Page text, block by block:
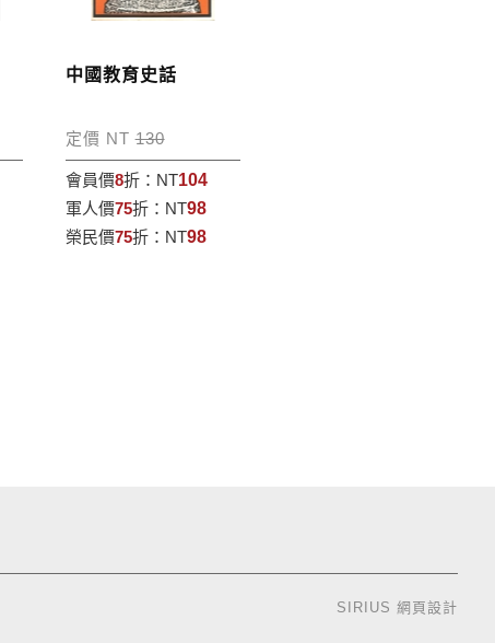
中國教育史話
定價 NT130
會員價8折： NT104
軍人價75折： NT98
榮民價75折： NT98
SIRIUS 網頁設計